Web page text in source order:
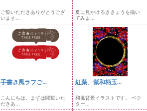
ご覧いただきありがとうござ
います...
夏に見かけるききょうを描い
てみま...
手書き風ラフご...
こんにちは。まずは閲覧いた
だきあ...
紅葉、紫和柄玉...
和風背景イラストです。 ベク
ター...